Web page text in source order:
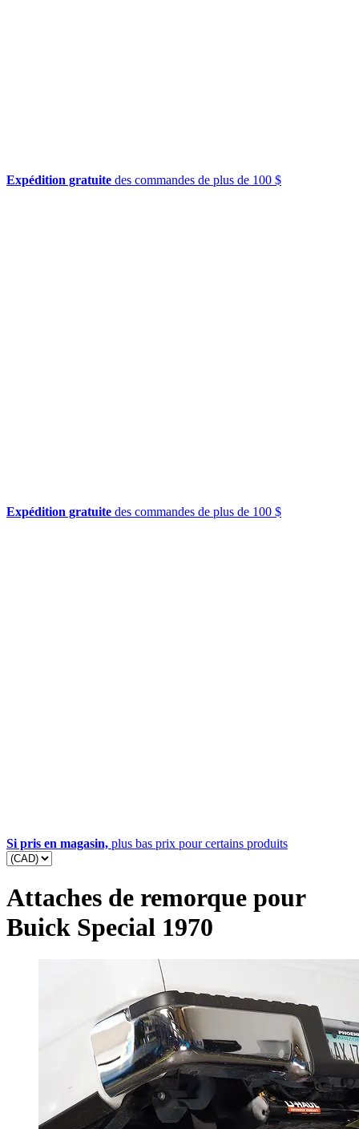
Expédition gratuite des commandes de plus de 100 $
Expédition gratuite des commandes de plus de 100 $
Si pris en magasin, plus bas prix pour certains produits
Attaches de remorque pour
Buick Special 1970